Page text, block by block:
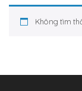
Không tìm